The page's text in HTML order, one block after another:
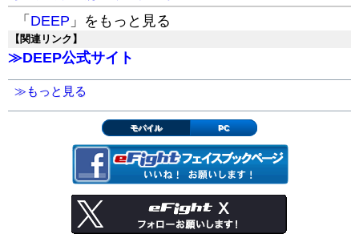
「 DEEP 」をもっと見る
【関連リンク】
≫DEEP公式サイト
≫もっと見る
モバイル PC